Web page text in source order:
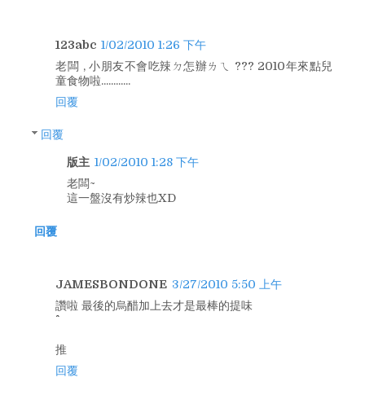
123abc 1/02/2010 1:26 下午
老闆 , 小朋友不會吃辣ㄉ怎辦ㄌㄟ ??? 2010年來點兒
童食物啦............
回覆
回覆
版主 1/02/2010 1:28 下午
老闆~
這一盤沒有炒辣也XD
回覆
JAMESBONDONE 3/27/2010 5:50 上午
讚啦 最後的烏醋加上去才是最棒的提味
推
回覆